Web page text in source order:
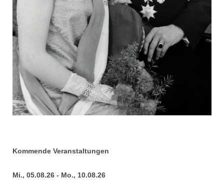
Kommende Veranstaltungen
Mi., 05.08.26 - Mo., 10.08.26